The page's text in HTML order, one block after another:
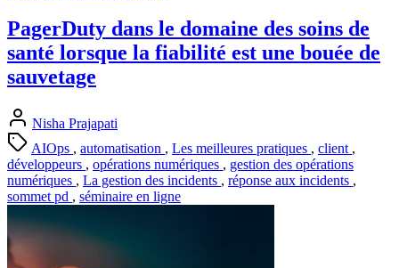
PagerDuty dans le domaine des soins de
santé lorsque la fiabilité est une bouée de
sauvetage
Nisha Prajapati
AIOps , automatisation , Les meilleures pratiques , client ,
développeurs , opérations numériques , gestion des opérations
numériques , La gestion des incidents , réponse aux incidents ,
sommet pd , séminaire en ligne